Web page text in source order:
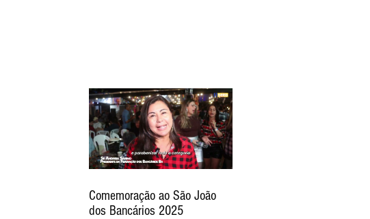
Comemoração ao São João
dos Bancários 2025